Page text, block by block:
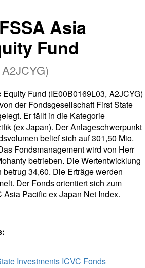
Asia
Fund
Fund (IE00B0169L03, A2JCYG)
der Fondsgesellschaft First State
Er fällt in die Kategorie
(ex Japan). Der Anlageschwerpunkt
belief sich auf 301,50 Mio.
Fondsmanagement wird von Herr
betrieben. Die Wertentwicklung
34,60. Die Erträge werden
Der Fonds orientiert sich zum
Asia Pacific ex Japan Net Index.
Investments ICVC Fonds